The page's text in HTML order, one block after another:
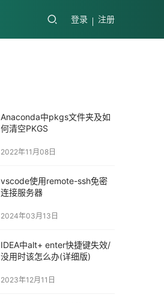
登录 注册
Anaconda中pkgs文件夹及如
何清空PKGS
2022年11月08日
vscode使用remote-ssh免密
连接服务器
2024年03月13日
IDEA中alt+ enter快捷键失效/
没用时该怎么办(详细版)
2023年12月11日